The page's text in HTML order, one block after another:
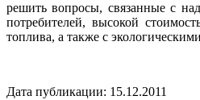
решить вопросы, связанные с
потребителей, высокой
топлива, а также с
Дата публикации: 15.12.2011